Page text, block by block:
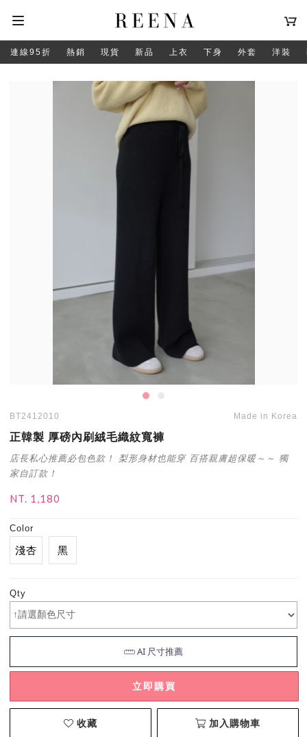
連線95折 熱銷 現貨 新品 上衣 下身 外套 洋裝
BT2412010 Made in Korea
正韓製 厚磅內刷絨毛織紋寬褲
店長私心推薦必包色款！ 梨形身材也能穿 百搭親膚超保暖～～ 獨
家自訂款！
NT. 1,180
Color
淺杏 黑
Qty
立即購買
收藏 加入購物車